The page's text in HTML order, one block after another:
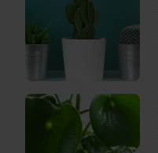
des
cactus…
même
un
certain
nombre,